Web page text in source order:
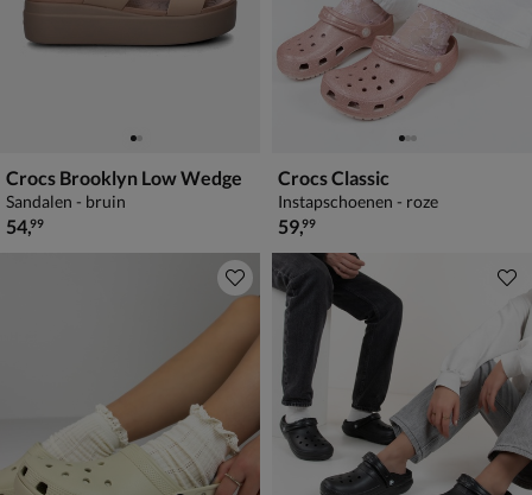
Crocs Brooklyn Low Wedge
Sandalen - bruin
€ 54,99
54,99
Crocs Classic
Instapschoenen - roze
€ 59,99
59,99